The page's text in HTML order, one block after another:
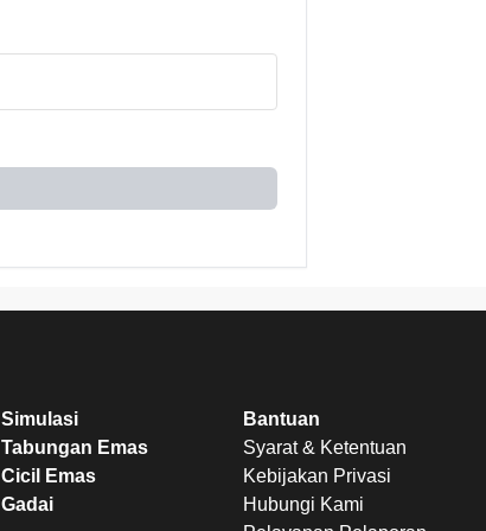
Simulasi
Tabungan Emas
Cicil Emas
Gadai
Bantuan
Syarat & Ketentuan
Kebijakan Privasi
Hubungi Kami